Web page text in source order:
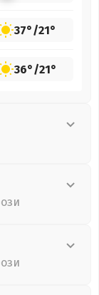
37°/21°
36°/21°